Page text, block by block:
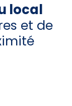
local
et de